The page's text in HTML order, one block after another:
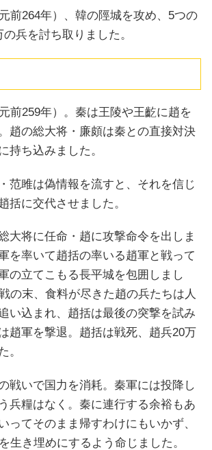
前264年）、韓の陘城を攻め、5つの
兵を討ち取りました。
前259年）。秦は王陵や王齕に趙を
趙の総大将・廉頗は秦との直接対決
持ち込みました。
范雎は偽情報を流すと、それを信じ
括に交代させました。
大将に任命・趙に攻撃命令を出しま
を率いて趙括の率いる趙軍と戦って
の立てこもる長平城を包囲しまし
の末、食料が尽きた趙の兵たちは人
い込まれ、趙括は最後の突撃を試み
趙軍を撃退。趙括は戦死、趙兵20万
。
戦いで国力を消耗。秦軍には投降し
兵糧はなく。秦に連行する余裕もあ
ってそのまま帰すわけにもいかず、
生き埋めにするよう命じました。